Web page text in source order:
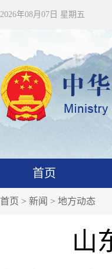
2026年08月07日 星期五
首页
首页 > 新闻 > 地方动态
山